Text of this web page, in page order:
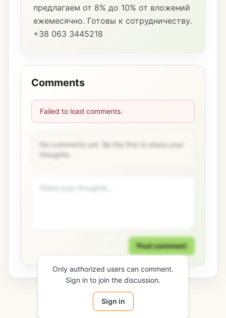
предлагаем от 8% до 10% от вложений
ежемесячно. Готовы к сотрудничеству.
+38 063 3445218
Comments
Failed to load comments.
No comments yet. Be the first to share your
thoughts.
Post comment
Only authorized users can comment.
Sign in to join the discussion.
Sign in